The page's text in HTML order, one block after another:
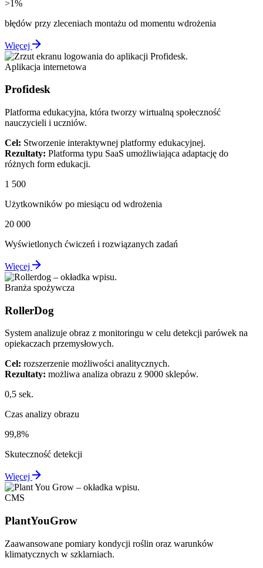
>1%
błędów przy zleceniach montażu od momentu wdrożenia
Więcej
Aplikacja internetowa
Profidesk
Platforma edukacyjna, która tworzy wirtualną społeczność
nauczycieli i uczniów.
Cel: Stworzenie interaktywnej platformy edukacyjnej.
Rezultaty: Platforma typu SaaS umożliwiająca adaptację do
różnych form edukacji.
1 500
Użytkowników po miesiącu od wdrożenia
20 000
Wyświetlonych ćwiczeń i rozwiązanych zadań
Więcej
Branża spożywcza
RollerDog
System analizuje obraz z monitoringu w celu detekcji parówek na
opiekaczach przemysłowych.
Cel: rozszerzenie możliwości analitycznych.
Rezultaty: możliwa analiza obrazu z 9000 sklepów.
0,5 sek.
Czas analizy obrazu
99,8%
Skuteczność detekcji
Więcej
CMS
PlantYouGrow
Zaawansowane pomiary kondycji roślin oraz warunków
klimatycznych w szklarniach.